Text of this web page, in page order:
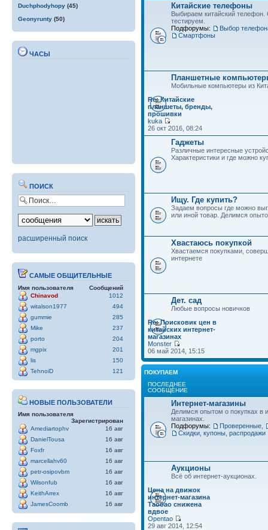
Duchphodyhopy (45)
Geonyrunty (50)
ЧАСЫ
ПОИСК
расширенный поиск
САМЫЕ ОБЩИТЕЛЬНЫЕ
Имя пользователя
Сообщений
Chinavod
1012
witalson1977
494
gummie
285
Mike
237
porto
204
mgpix
201
lis
150
TehnoiD
121
НОВЫЕ ПОЛЬЗОВАТЕЛИ
Имя пользователя
Зарегистрирован
Amediartophv
16 авг
DanielTousa
16 авг
Foxfr
16 авг
marcellahv60
16 авг
petr-osipovbm
16 авг
Wilsonfub
16 авг
KeithArrex
16 авг
JamesCoomb
16 авг
Китайские телефоны
Выбираем китайский телефон.
тестируем.
Подфорумы:
Выбор
Смартфоны
Планшетные
Мобильные компьютеры из
Re: Китайские
планшеты, бренды,
прошивки
kuka
26 окт 2016, 08:24
Гаджеты
Различные интересные
Характеристики и где можно
Ищу. Где купить?
Задаем вопросы где можно
или иной товар. Делимся
Хвастаюсь покупкой
Хвастаемся покупками,
интернете
Дет. сад
Любые вопросы новичков
Re: Поисковик цен в
китайских интернет-
магазинах
Monster
06 май 2014, 15:15
ПОКУПАЕМ
ПОСЛЕДНЕЕ
СООБЩЕНИЕ
Интернет-магазины
Делимся опытом о покупках в
магазинах.
Подфорумы:
Проверенные
Скидки, купоны, распродажи
Аукционы
Всё об интернет-аукционах.
Цена на движок
интернет-магазина
Таобао снижена
вдвое
Opentao
29 авг 2014, 12:54